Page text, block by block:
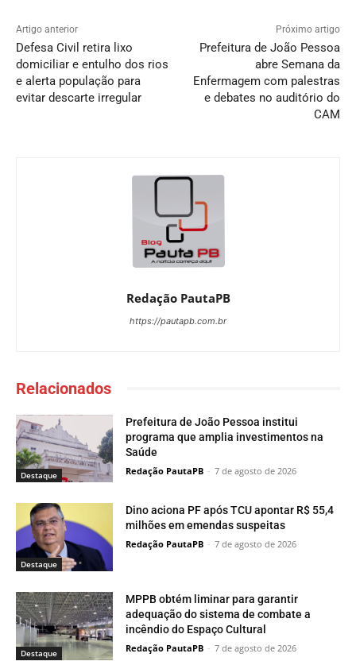
Artigo anterior
Defesa Civil retira lixo
domiciliar e entulho dos rios
e alerta população para
evitar descarte irregular
Próximo artigo
Prefeitura de João Pessoa
abre Semana da
Enfermagem com palestras
e debates no auditório do
CAM
Redação PautaPB
https://pautapb.com.br
Relacionados
Destaque
Prefeitura de João Pessoa institui
programa que amplia investimentos na
Saúde
Redação PautaPB - 7 de agosto de 2026
Destaque
Dino aciona PF após TCU apontar R$ 55,4
milhões em emendas suspeitas
Redação PautaPB - 7 de agosto de 2026
Destaque
MPPB obtém liminar para garantir
adequação do sistema de combate a
incêndio do Espaço Cultural
Redação PautaPB - 7 de agosto de 2026